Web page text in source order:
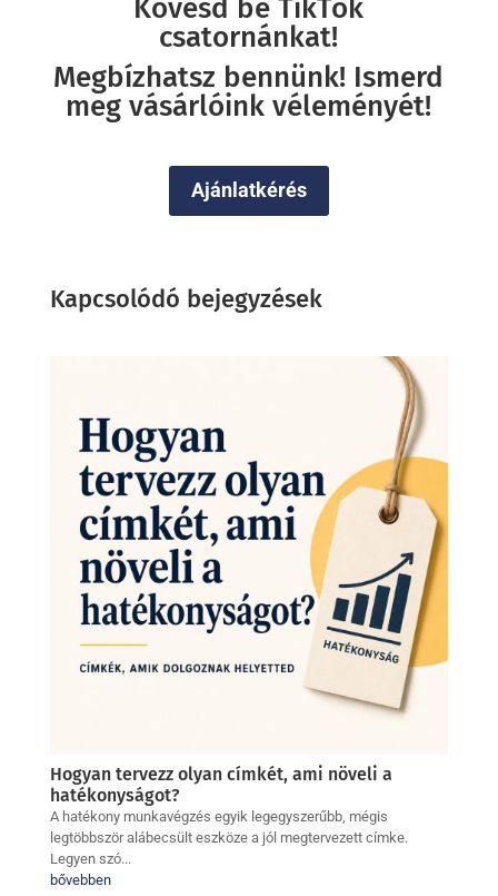
Kövesd be TikTok
csatornánkat!
Megbízhatsz bennünk! Ismerd
meg vásárlóink véleményét!
Ajánlatkérés
Kapcsolódó bejegyzések
Hogyan tervezz olyan címkét, ami növeli a
hatékonyságot?
A hatékony munkavégzés egyik legegyszerűbb, mégis
legtöbbször alábecsült eszköze a jól megtervezett címke.
Legyen szó...
bővebben